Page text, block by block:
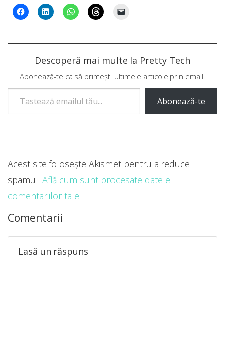
Descoperă mai multe la Pretty Tech
Abonează-te ca să primești ultimele articole prin email.
Tastează emailul tău...
Abonează-te
Comentarii
Lasă un răspuns
Acest site folosește Akismet pentru a reduce
spamul. Află cum sunt procesate datele
comentariilor tale.